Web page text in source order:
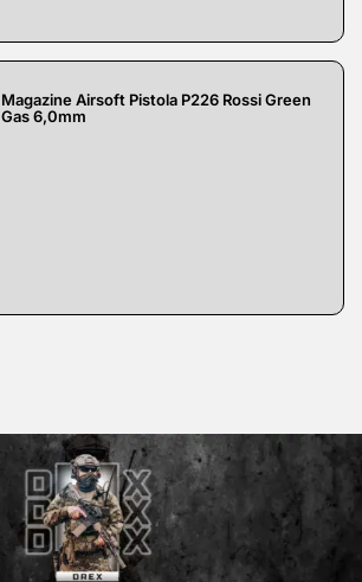
Magazine Airsoft Pistola P226 Rossi Green
Gas 6,0mm